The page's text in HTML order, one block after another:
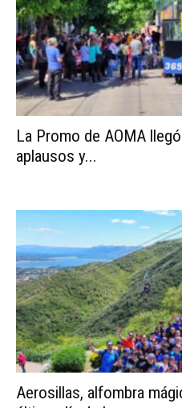
La Promo de AOMA
aplausos y...
Aerosillas, alfombra